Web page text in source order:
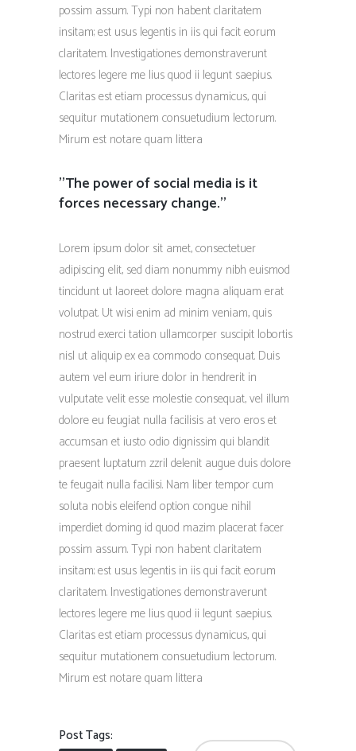
possim assum. Typi non habent claritatem
insitam; est usus legentis in iis qui facit eorum
claritatem. Investigationes demonstraverunt
lectores legere me lius quod ii legunt saepius.
Claritas est etiam processus dynamicus, qui
sequitur mutationem consuetudium lectorum.
Mirum est notare quam littera
''The power of social media is it
forces necessary change.''
Lorem ipsum dolor sit amet, consectetuer
adipiscing elit, sed diam nonummy nibh euismod
tincidunt ut laoreet dolore magna aliquam erat
volutpat. Ut wisi enim ad minim veniam, quis
nostrud exerci tation ullamcorper suscipit lobortis
nisl ut aliquip ex ea commodo consequat. Duis
autem vel eum iriure dolor in hendrerit in
vulputate velit esse molestie consequat, vel illum
dolore eu feugiat nulla facilisis at vero eros et
accumsan et iusto odio dignissim qui blandit
praesent luptatum zzril delenit augue duis dolore
te feugait nulla facilisi. Nam liber tempor cum
soluta nobis eleifend option congue nihil
imperdiet doming id quod mazim placerat facer
possim assum. Typi non habent claritatem
insitam; est usus legentis in iis qui facit eorum
claritatem. Investigationes demonstraverunt
lectores legere me lius quod ii legunt saepius.
Claritas est etiam processus dynamicus, qui
sequitur mutationem consuetudium lectorum.
Mirum est notare quam littera
Post Tags: